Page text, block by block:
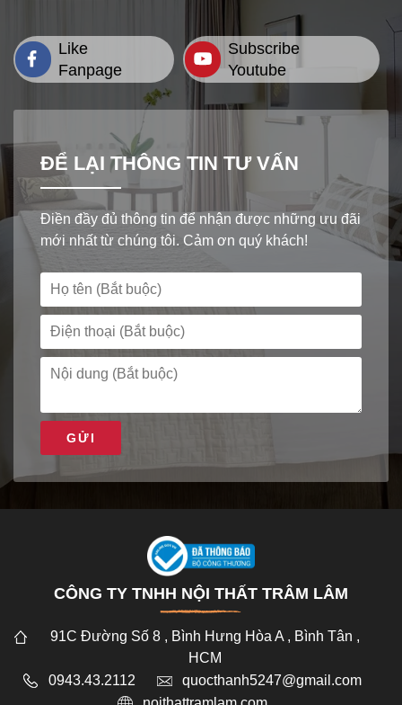
Like
Fanpage
Subscribe
Youtube
ĐỂ LẠI THÔNG TIN TƯ VẤN
Điền đầy đủ thông tin để nhận được những ưu đãi
mới nhất từ chúng tôi. Cảm ơn quý khách!
GỬI
CÔNG TY TNHH NỘI THẤT TRÂM LÂM
91C Đường Số 8 , Bình Hưng Hòa A , Bình Tân ,
HCM
0943.43.2112
quocthanh5247@gmail.com